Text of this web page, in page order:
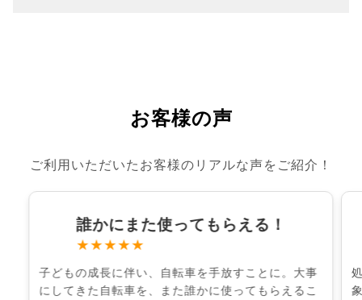
お客様の声
ご利用いただいたお客様のリアルな声をご紹介！
誰かにまた使ってもらえる！
★★★★★
子どもの成長に伴い、自転車を手放すことに。大事
にしてきた自転車を、また誰かに使ってもらえるこ